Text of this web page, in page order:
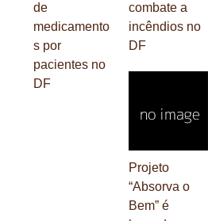
de
medicamento
s por
pacientes no
DF
combate a
incêndios no
DF
Projeto
“Absorva o
Bem” é